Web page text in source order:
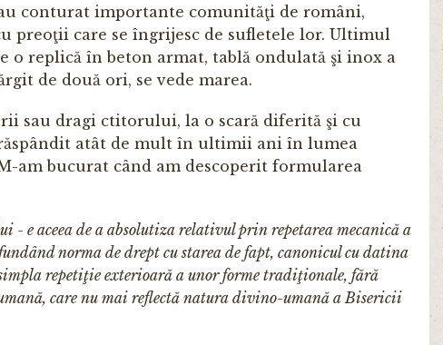
conturat importante comunităţi de români,
preoţii care se îngrijesc de sufletele lor. Ultimul
o replică în beton armat, tablă ondulată şi inox a
de două ori, se vede marea.
sau dragi ctitorului, la o scară diferită şi cu
atât de mult în ultimii ani în lumea
am bucurat când am descoperit formularea
e aceea de a absolutiza relativul prin repetarea mecanică a
norma de drept cu starea de fapt, canonicul cu datina
repetiţie exterioară a unor forme tradiţionale, fără
care nu mai reflectă natura divino-umană a Bisericii